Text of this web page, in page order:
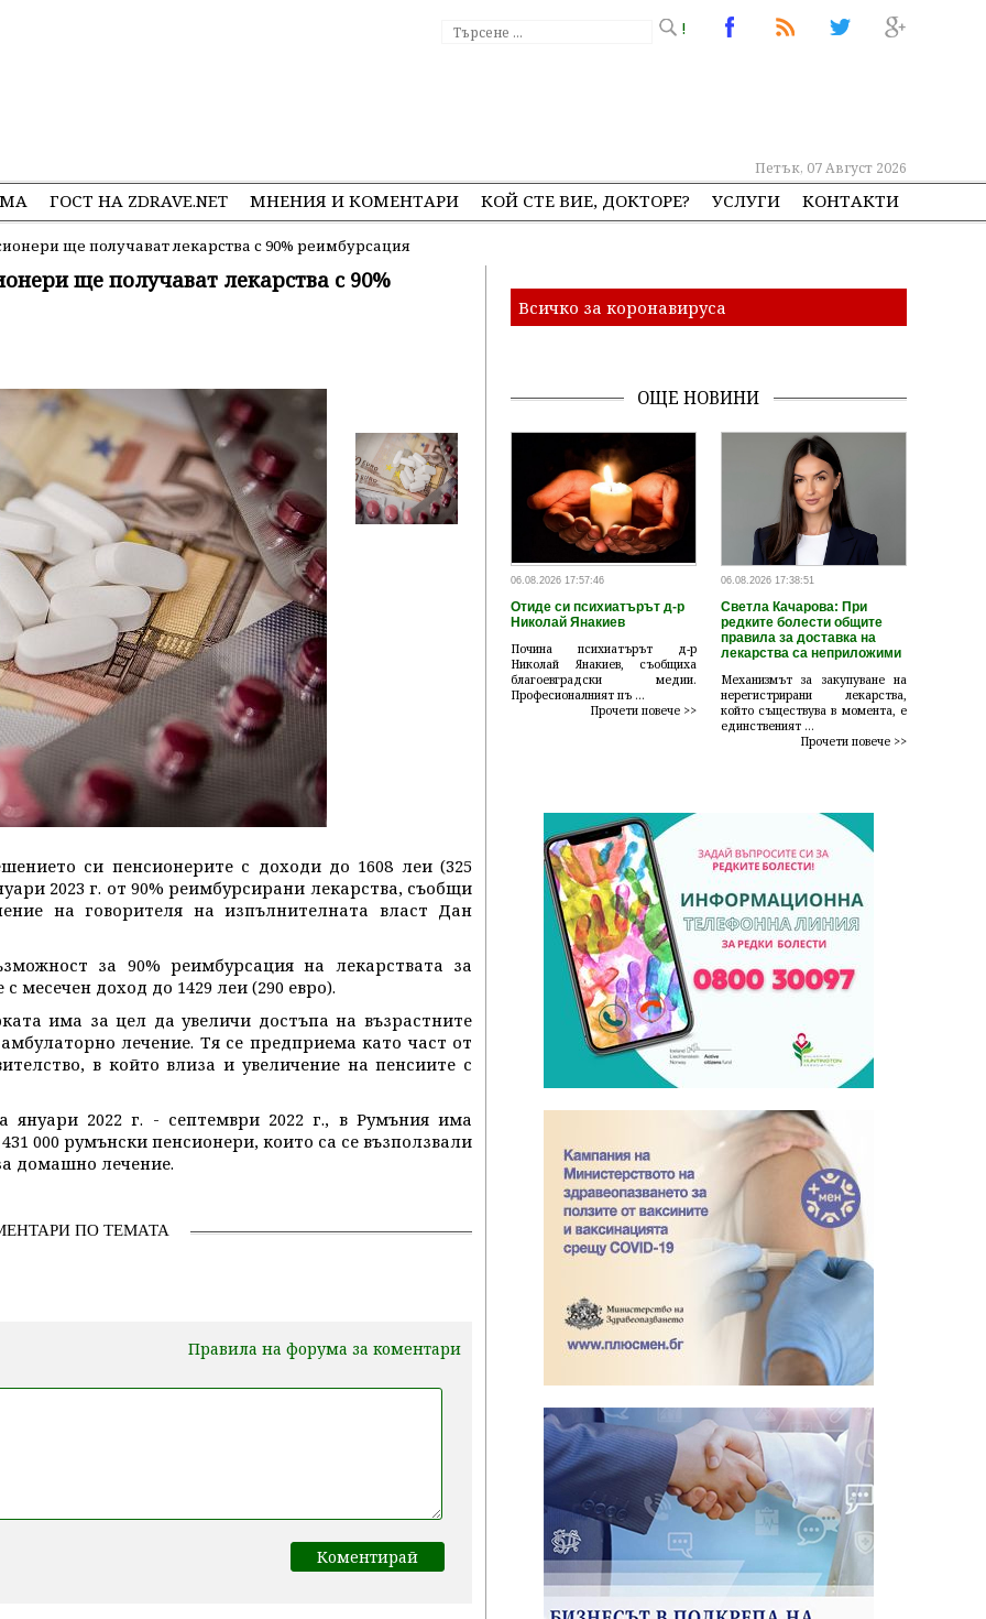
!
Петък, 07 Август 2026
ГОСТ НА ZDRAVE.NET МНЕНИЯ И КОМЕНТАРИ КОЙ СТЕ ВИЕ, ДОКТОРЕ? УСЛУГИ КОНТАКТИ
ще получават лекарства с 90% реимбурсация
ще получават лекарства с 90%
си пенсионерите с доходи до 1608 леи (325
2023 г. от 90% реимбурсирани лекарства, съобщи
на говорителя на изпълнителната власт Дан
за 90% реимбурсация на лекарствата за
доход до 1429 леи (290 евро).
има за цел да увеличи достъпа на възрастните
лечение. Тя се предприема като част от
в който влиза и увеличение на пенсиите с
януари 2022 г. - септември 2022 г., в Румъния има
000 румънски пенсионери, които са се възползвали
домашно лечение.
ПО ТЕМАТА
Правила на форума за коментари
Всичко за коронавируса
ОЩЕ НОВИНИ
06.08.2026 17:57:46
Отиде си психиатърът д-р
Николай Янакиев
Почина психиатърът д-р
Николай Янакиев, съобщиха
благоевградски медии.
Професионалният пъ ...
Прочети повече >>
06.08.2026 17:38:51
Светла Качарова: При
редките болести общите
правила за доставка на
лекарства са неприложими
Механизмът за закупуване на
нерегистрирани лекарства,
който съществува в момента, е
единственият ...
Прочети повече >>